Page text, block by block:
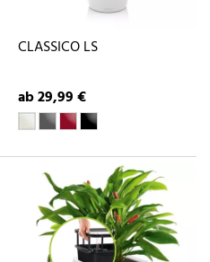
CLASSICO LS
ab 29,99 €